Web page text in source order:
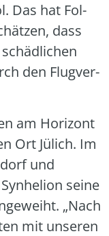
Das hat Fol­
dass
den Flug­ver­
am Hori­zont
Ort Jülich. Im
und
sei­ne
„Nach
mit unse­ren